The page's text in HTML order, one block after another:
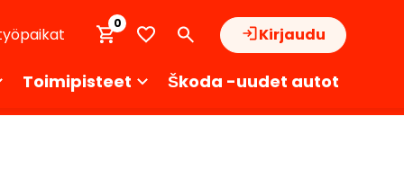
Kirjaudu
0
Toimipisteet Škoda -uudet autot